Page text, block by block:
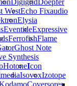
WestEcho Fix
Elysia
EventideExpressive
FerrofishFlame
Ghost Note
Synthesis
HotoneIcon
IsovoxIzotope
audio
Coversores